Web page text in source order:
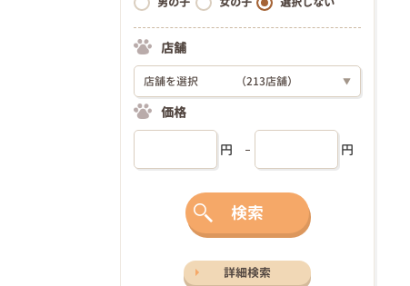
店舗
店舗を選択 （213店舗） ▼
価格
円 円
検索
詳細検索